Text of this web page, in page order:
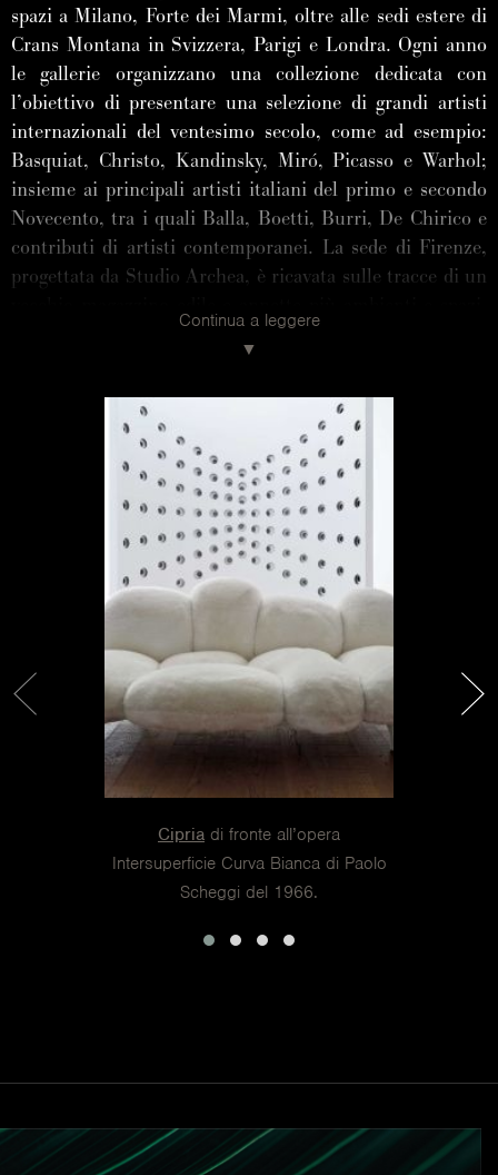
spazi a Milano, Forte dei Marmi, oltre alle sedi estere di
Crans Montana in Svizzera, Parigi e Londra. Ogni anno
le gallerie organizzano una collezione dedicata con
l’obiettivo di presentare una selezione di grandi artisti
internazionali del ventesimo secolo, come ad esempio:
Basquiat, Christo, Kandinsky, Miró, Picasso e Warhol;
insieme ai principali artisti italiani del primo e secondo
Novecento, tra i quali Balla, Boetti, Burri, De Chirico e
contributi di artisti contemporanei. La sede di Firenze,
progettata da Studio Archea, è ricavata sulle tracce di un
in una concatenazione di sale espositive. La scala che
attraversa tutti i livelli del complesso, è il cuore
dell’architettura, permette di avere una visuale continua
e distribuisce la luce naturale. Questo spazio, studiato
nei minimi dettagli per creare una corretta relazione tra
arte e architettura, tra edificio espositivo e opera d’arte,
è l’ambiente ideale per inserire i prodotti Edra in
un’installazione speciale. Le opere dialogano con alcuni
dei best seller dell’azienda. Forse, in un possibile
scambio di ruolo, da arredi diventano essi stessi oggetti
IL BELLO È
IMPORTANTE, VINCE
Continua a leggere
Cipria di fronte all’opera
Intersuperficie Curva Bianca di Paolo
Scheggi del 1966.